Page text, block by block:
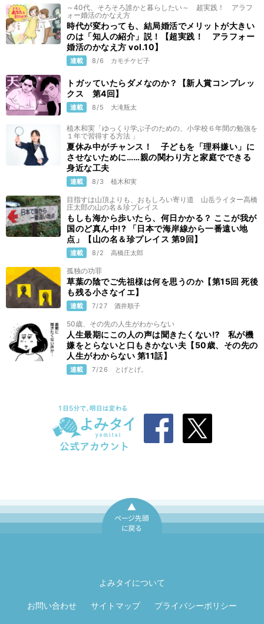
～40代、そろそろ誰かと暮らしたい～ 超実践！ アラフ
ォー婚活のかなえ方
時代が変わっても、結局婚活でメリットが大きい
のは「知人の紹介」説！【超実践！ アラフォー
婚活のかなえ方 vol.10】
連載 8/6 カモチケビ子
トガッていたらダメなのか？【新人賞コンプレッ
クス 第4回】
連載 8/5 大滝瓶太
植木和実「ゆっくり学ぶ子のための、小学校６年間の勉強を
１年で習得する方法 」
夏休み中がチャンス！ 子どもを「理科嫌い」に
させないために……親の関わり方と家庭でできる
身近な工夫
連載 8/3 植木和実
目指すは山頂よりも、おもしろい寄り道 山岳ライター高橋
庄太郎の山の名＆珍プレイス
もしも海から歩いたら、何日かかる？ ここが我が
国のど真ん中!? 「日本で海岸線から一番遠い地
点」【山の名＆珍プレイス 第9回】
連載 8/2 高橋庄太郎
孤独の功罪
草葉の陰でご先祖様は何を思うのか【第15回 死後
も残る小さなイエ】
連載 7/27 酒井順子
50歳、その先の人生がわからない
人生最期にこの人の声は聞きたくない⁉ 私が機
嫌をとらないと口もきかない夫【50歳、その先の
人生がわからない 第11話】
連載 7/26 とげとげ。
よみタイについて
お問い合わせ サイトマップ プライバシーポリシー